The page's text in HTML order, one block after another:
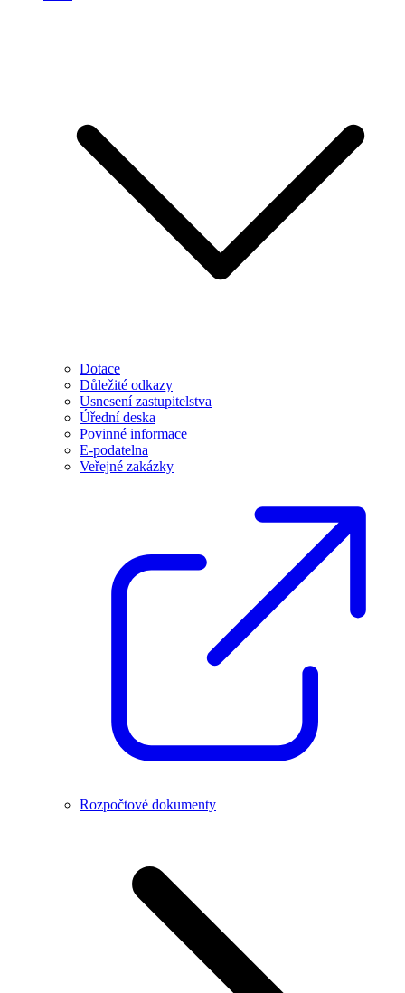
Dotace
Důležité odkazy
Usnesení zastupitelstva
Úřední deska
Povinné informace
E-podatelna
Veřejné zakázky
Rozpočtové dokumenty